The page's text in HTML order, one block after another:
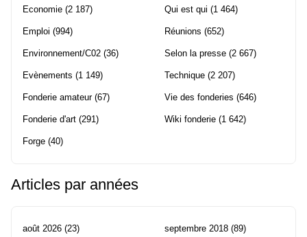
Economie (2 187)
Emploi (994)
Environnement/C02 (36)
Evènements (1 149)
Fonderie amateur(67)
Fonderie d'art (291)
Forge (40)
Qui est qui (1 464)
Réunions (652)
Selon la presse (2 667)
Technique (2 207)
Vie des fonderies (646)
Wiki fonderie (1 642)
Articles par années
août 2026 (23) septembre 2018 (89)